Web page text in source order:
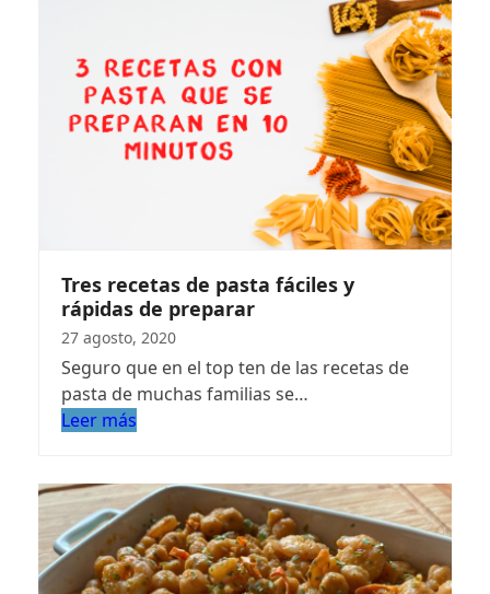
Tres recetas de pasta fáciles y
rápidas de preparar
27 agosto, 2020
Seguro que en el top ten de las recetas de
pasta de muchas familias se…
Leer más